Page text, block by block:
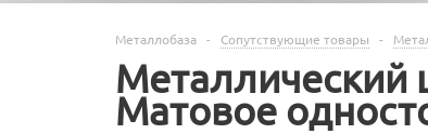
Металлобаза - Сопутствующие товары -
Матовое